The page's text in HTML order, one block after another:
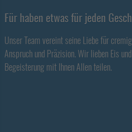
Für haben etwas für jeden
Unser Team vereint seine Liebe für
Anspruch und Präzision. Wir lieben Eis
Begeisterung mit Ihnen Allen teilen.